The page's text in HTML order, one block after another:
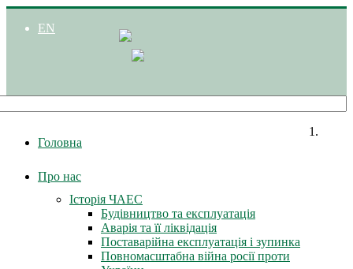
EN
Головна
Про нас
Історія ЧАЕС
Будівництво та експлуатація
Аварія та її ліквідація
Поставарійна експлуатація і зупинка
Повномасштабна війна росії проти